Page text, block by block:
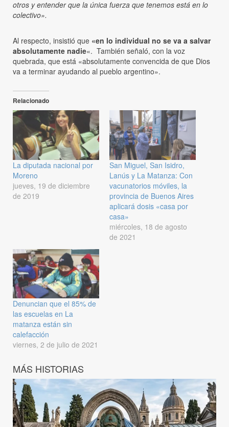
otros y entender que la única fuerza que tenemos está en lo
colectivo».
Al respecto, insistió que «en lo individual no se va a salvar
absolutamente nadie«. También señaló, con la voz
quebrada, que está «absolutamente convencida de que Dios
va a terminar ayudando al pueblo argentino».
Relacionado
La diputada nacional por
Moreno
jueves, 19 de diciembre
de 2019
San Miguel, San Isidro,
Lanús y La Matanza: Con
vacunatorios móviles, la
provincia de Buenos Aires
aplicará dosis «casa por
casa»
miércoles, 18 de agosto
de 2021
Denuncian que el 85% de
las escuelas en La
matanza están sin
calefacción
viernes, 2 de julio de 2021
MÁS HISTORIAS